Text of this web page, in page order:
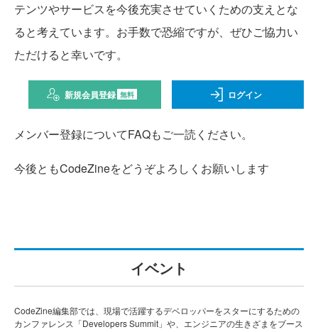
テンツやサービスを今後充実させていくための支えとな
ると考えています。お手数で恐縮ですが、ぜひご協力い
ただけると幸いです。
新規会員登録 無料 ログイン
メンバー登録についてFAQもご一読ください。
今後ともCodeZineをどうぞよろしくお願いします
イベント
CodeZine編集部では、現場で活躍するデベロッパーをスターにするための
カンファレンス「Developers Summit」や、エンジニアの生きざまをブース